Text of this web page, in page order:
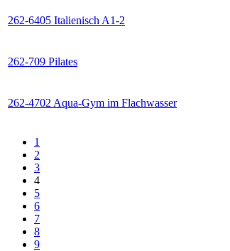
262-6405 Italienisch A1-2
262-709 Pilates
262-4702 Aqua-Gym im Flachwasser
1
2
3
4
5
6
7
8
9